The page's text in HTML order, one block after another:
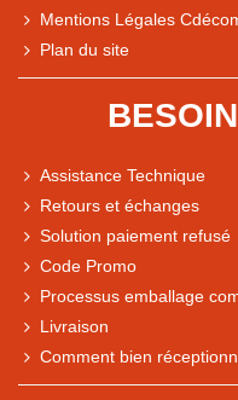
Comparaison des
Mentions Légales
Plan du site
Assistance Technique
Retours et échanges
Solution paiement refusé
Code Promo
Processus emballage
Livraison
Comment bien